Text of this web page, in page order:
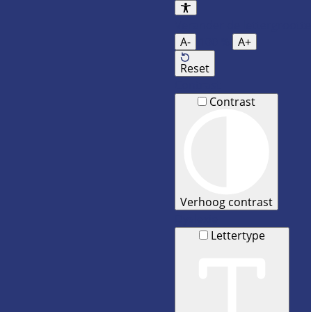
A-
A+
Reset
Contrast
Verhoog contrast
Lettertype